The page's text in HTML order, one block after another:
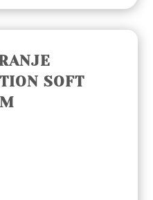
SOFT